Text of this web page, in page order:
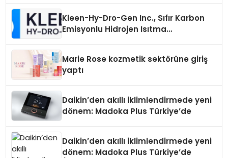
Kleen-Hy-Dro-Gen Inc., Sıfır Karbon
Emisyonlu Hidrojen Isıtma
Marie Rose kozmetik sektörüne giriş
yaptı
Daikin’den akıllı iklimlendirmede yeni
dönem: Madoka Plus Türkiye’de
Daikin’den akıllı iklimlendirmede yeni
dönem: Madoka Plus Türkiye’de